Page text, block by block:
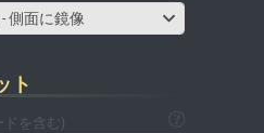
側面に鏡像
ト
ドを含む)